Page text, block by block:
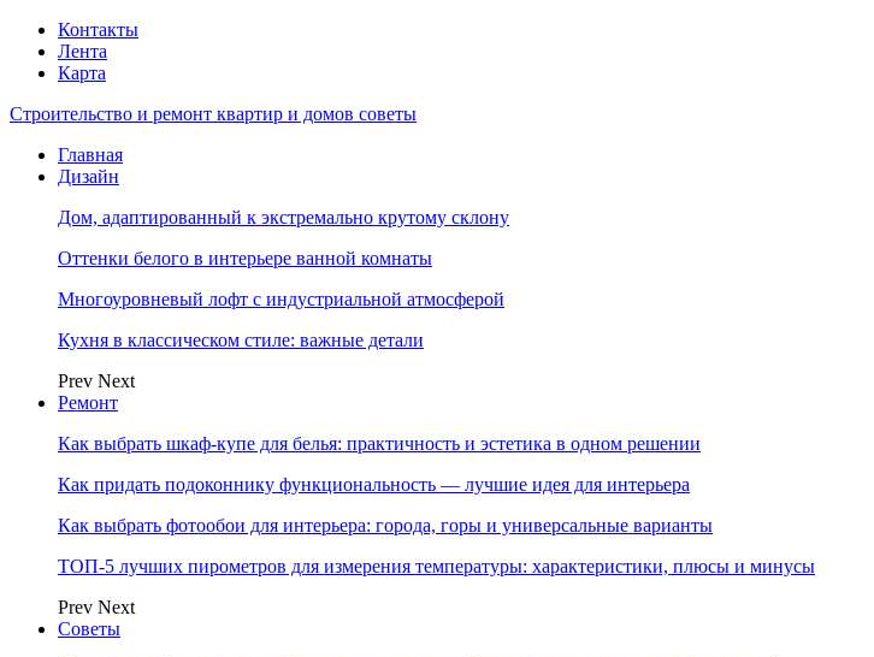
Контакты
Лента
Карта
Строительство и ремонт квартир и домов советы
Главная
Дизайн
Дом, адаптированный к экстремально крутому склону
Оттенки белого в интерьере ванной комнаты
Многоуровневый лофт с индустриальной атмосферой
Кухня в классическом стиле: важные детали
Prev Next
Ремонт
Как выбрать шкаф-купе для белья: практичность и эстетика в одном решении
Как придать подоконнику функциональность — лучшие идея для интерьера
Как выбрать фотообои для интерьера: города, горы и универсальные варианты
ТОП-5 лучших пирометров для измерения температуры: характеристики, плюсы и минусы
Prev Next
Советы